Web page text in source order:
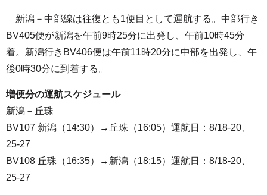
新潟－中部線は往復とも1便目として運航する。中部行き
BV405便が新潟を午前9時25分に出発し、午前10時45分
着。新潟行きBV406便は午前11時20分に中部を出発し、午
後0時30分に到着する。
増便分の運航スケジュール
新潟－丘珠
BV107 新潟（14:30）→丘珠（16:05）運航日：8/18-20、
25-27
BV108 丘珠（16:35）→新潟（18:15）運航日：8/18-20、
25-27